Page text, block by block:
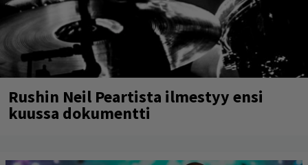
Rushin Neil Peartista ilmestyy ensi
kuussa dokumentti